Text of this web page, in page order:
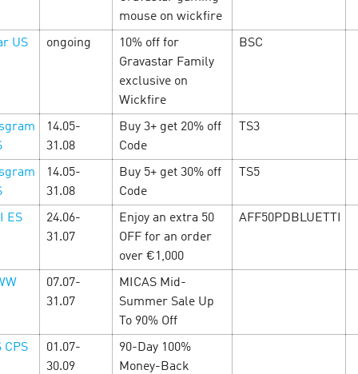
tại Cityads — Đã
nhận tình yêu và
loạt offer hấp dẫn với
đặc biệt và mã giảm giá
Started at Cityads
St. Valentine's Day
You may not but fall in love
promotions and special
mouse on wickfire
US
ongoing
10% off for
Gravastar Family
exclusive on
Wickfire
BSC
14.05-
31.08
Buy 3+ get 20% off
Code
TS3
14.05-
31.08
Buy 5+ get 30% off
Code
TS5
ES
24.06-
31.07
Enjoy an extra 50
OFF for an order
over €1,000
AFF50PDBLUETTI
07.07-
31.07
MICAS Mid-
Summer Sale Up
To 90% Off
CPS
01.07-
30.09
90-Day 100%
Money-Back